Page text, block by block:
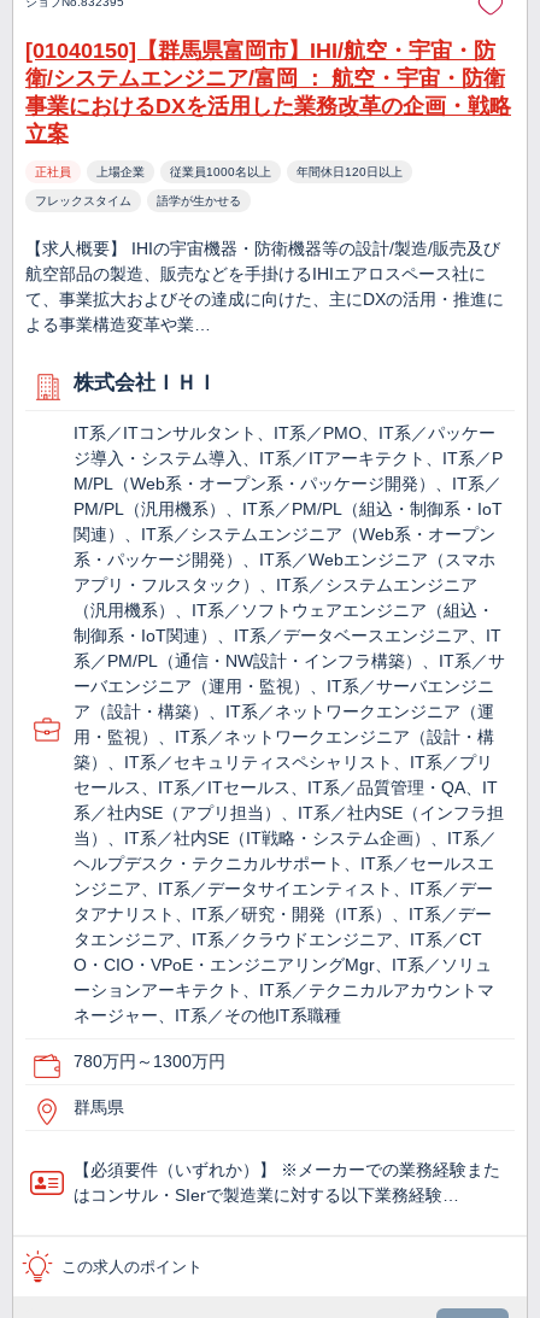
[01040150]【群馬県富岡市】IHI/航空・宇宙・防
衛/システムエンジニア/富岡 ： 航空・宇宙・防衛
事業におけるDXを活用した業務改革の企画・戦略
立案
正社員 上場企業 従業員1000名以上 年間休日120日以上
フレックスタイム 語学が生かせる
【求人概要】 IHIの宇宙機器・防衛機器等の設計/製造/販売及び
航空部品の製造、販売などを手掛けるIHIエアロスペース社に
て、事業拡大およびその達成に向けた、主にDXの活用・推進に
よる事業構造変革や業…
株式会社ＩＨＩ
IT系／ITコンサルタント、IT系／PMO、IT系／パッケー
ジ導入・システム導入、IT系／ITアーキテクト、IT系／P
M/PL（Web系・オープン系・パッケージ開発）、IT系／
PM/PL（汎用機系）、IT系／PM/PL（組込・制御系・IoT
関連）、IT系／システムエンジニア（Web系・オープン
系・パッケージ開発）、IT系／Webエンジニア（スマホ
アプリ・フルスタック）、IT系／システムエンジニア
（汎用機系）、IT系／ソフトウェアエンジニア（組込・
制御系・IoT関連）、IT系／データベースエンジニア、IT
系／PM/PL（通信・NW設計・インフラ構築）、IT系／サ
ーバエンジニア（運用・監視）、IT系／サーバエンジニ
ア（設計・構築）、IT系／ネットワークエンジニア（運
用・監視）、IT系／ネットワークエンジニア（設計・構
築）、IT系／セキュリティスペシャリスト、IT系／プリ
セールス、IT系／ITセールス、IT系／品質管理・QA、IT
系／社内SE（アプリ担当）、IT系／社内SE（インフラ担
当）、IT系／社内SE（IT戦略・システム企画）、IT系／
ヘルプデスク・テクニカルサポート、IT系／セールスエ
ンジニア、IT系／データサイエンティスト、IT系／デー
タアナリスト、IT系／研究・開発（IT系）、IT系／デー
タエンジニア、IT系／クラウドエンジニア、IT系／CT
O・CIO・VPoE・エンジニアリングMgr、IT系／ソリュ
ーションアーキテクト、IT系／テクニカルアカウントマ
ネージャー、IT系／その他IT系職種
780万円～1300万円
群馬県
【必須要件（いずれか）】 ※メーカーでの業務経験また
はコンサル・SIerで製造業に対する以下業務経験…
この求人のポイント